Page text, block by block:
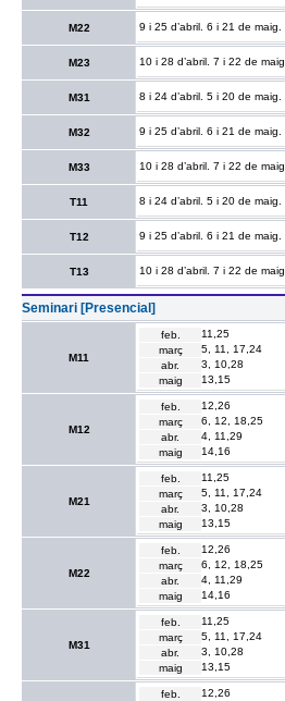
M22 9 i 25 d’abril. 6 i 21 de maig.
M23 10 i 28 d’abril. 7 i 22 de maig.
M31 8 i 24 d’abril. 5 i 20 de maig.
M32 9 i 25 d’abril. 6 i 21 de maig.
M33 10 i 28 d’abril. 7 i 22 de maig.
T11 8 i 24 d’abril. 5 i 20 de maig.
T12 9 i 25 d’abril. 6 i 21 de maig.
T13 10 i 28 d’abril. 7 i 22 de maig.
Seminari [Presencial]
M11
feb.
11,25
març
5, 11, 17,24
abr.
3, 10,28
maig
13,15
M12
feb.
12,26
març
6, 12, 18,25
abr.
4, 11,29
maig
14,16
M21
feb.
11,25
març
5, 11, 17,24
abr.
3, 10,28
maig
13,15
M22
feb.
12,26
març
6, 12, 18,25
abr.
4, 11,29
maig
14,16
M31
feb.
11,25
març
5, 11, 17,24
abr.
3, 10,28
maig
13,15
feb.
12,26